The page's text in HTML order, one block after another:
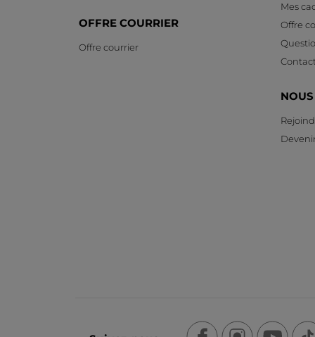
OFFRE COURRIER
Offre courrier
Mes
Offre